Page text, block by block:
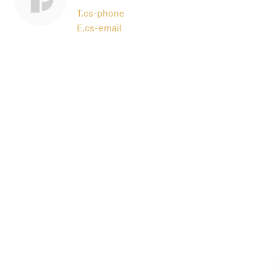
T.cs-phone
E.cs-email